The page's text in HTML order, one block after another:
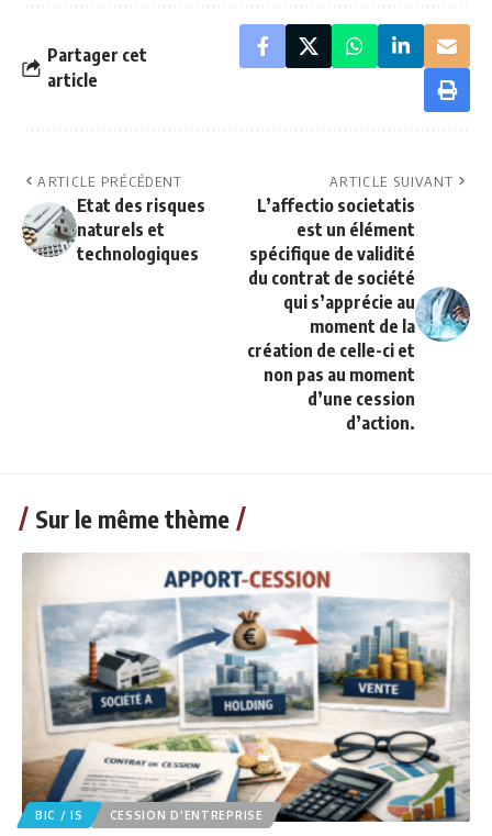
Partager cet
article
ARTICLE PRÉCÉDENT
Etat des risques
naturels et
technologiques
ARTICLE SUIVANT
L’affectio societatis
est un élément
spécifique de validité
du contrat de société
qui s’apprécie au
moment de la
création de celle-ci et
non pas au moment
d’une cession
d’action.
Sur le même thème
BIC / IS CESSION D'ENTREPRISE